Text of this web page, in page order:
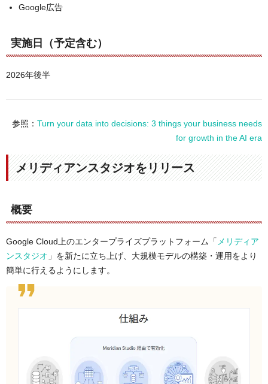
Google広告
実施日（予定含む）
2026年後半
参照： Turn your data into decisions: 3 things your business needs
for growth in the AI era
メリディアンスタジオをリリース
概要
Google Cloud上のエンタープライズプラットフォーム「 メリディア
ンスタジオ 」を新たに立ち上げ、大規模モデルの構築・運用をより
簡単に行えるようにします。